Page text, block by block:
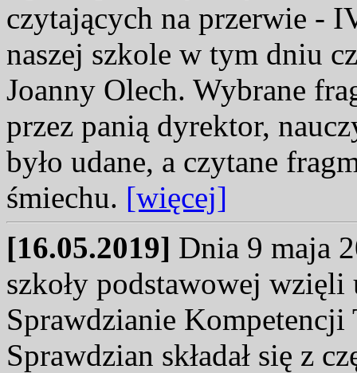
czytających na przerwie -
naszej szkole w tym dniu
Joanny Olech. Wybrane
przez panią dyrektor,
było udane, a czytane
śmiechu. [więcej]
[16.05.2019] Dnia 9 maja
szkoły podstawowej
Sprawdzianie
Sprawdzian składał się z